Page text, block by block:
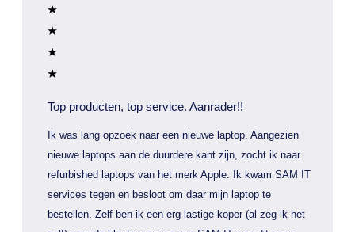
Top producten, top service. Aanrader!!
Ik was lang opzoek naar een nieuwe laptop. Aangezien
nieuwe laptops aan de duurdere kant zijn, zocht ik naar
refurbished laptops van het merk Apple. Ik kwam SAM IT
services tegen en besloot om daar mijn laptop te
bestellen. Zelf ben ik een erg lastige koper (al zeg ik het